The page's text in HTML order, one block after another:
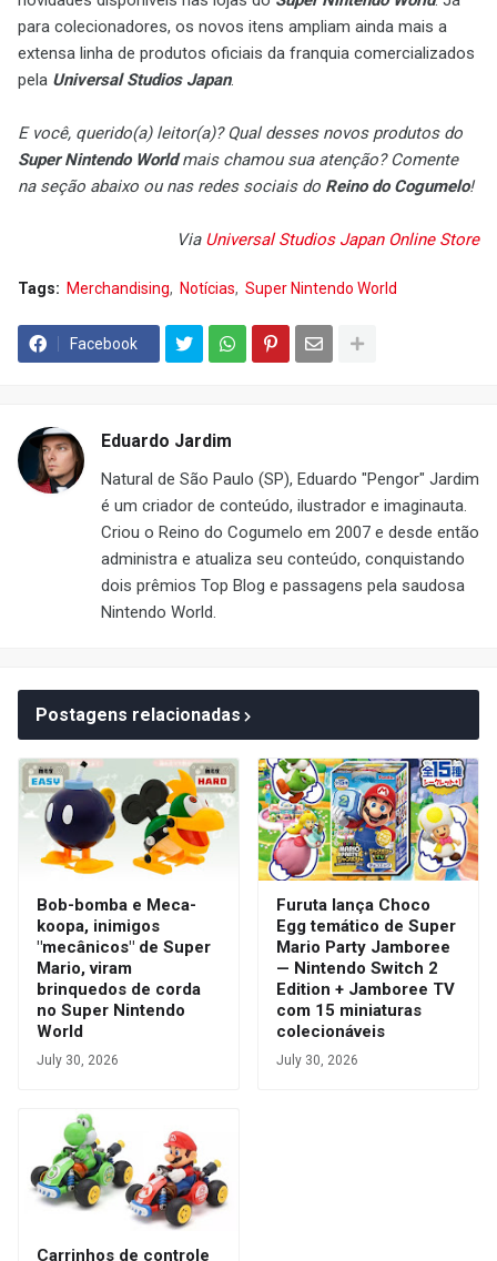
para colecionadores, os novos itens ampliam ainda mais a
extensa linha de produtos oficiais da franquia comercializados
pela Universal Studios Japan.
E você, querido(a) leitor(a)? Qual desses novos produtos do
Super Nintendo Worldmais chamou sua atenção? Comente
na seção abaixo ou nas redes sociais do Reino do Cogumelo!
Via Universal Studios Japan Online Store
Tags: Merchandising Notícias Super Nintendo World
Facebook
Eduardo Jardim
Natural de São Paulo (SP), Eduardo "Pengor" Jardim
é um criador de conteúdo, ilustrador e imaginauta.
Criou o Reino do Cogumelo em 2007 e desde então
administra e atualiza seu conteúdo, conquistando
dois prêmios Top Blog e passagens pela saudosa
Nintendo World.
Postagens relacionadas
Bob-bomba e Meca-
koopa, inimigos
"mecânicos" de Super
Mario, viram
brinquedos de corda
no Super Nintendo
World
July 30, 2026
Furuta lança Choco
Egg temático de Super
Mario Party Jamboree
— Nintendo Switch 2
Edition + Jamboree TV
com 15 miniaturas
colecionáveis
July 30, 2026
Carrinhos de controle